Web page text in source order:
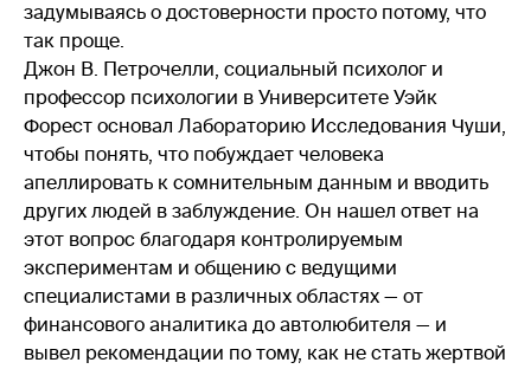
задумываясь о достоверности просто потому, что
так проще.
Джон В. Петрочелли, социальный психолог и
профессор психологии в Университете Уэйк
Форест основал Лабораторию Исследования Чуши,
чтобы понять, что побуждает человека
апеллировать к сомнительным данным и вводить
других людей в заблуждение. Он нашел ответ на
этот вопрос благодаря контролируемым
экспериментам и общению с ведущими
специалистами в различных областях — от
финансового аналитика до автолюбителя — и
вывел рекомендации по тому, как не стать жертвой